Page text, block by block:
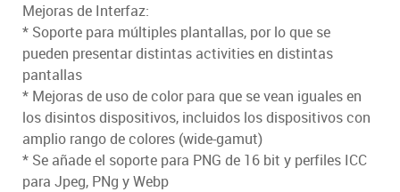
Mejoras de Interfaz:
* Soporte para múltiples plantallas, por lo que se
pueden presentar distintas activities en distintas
pantallas
* Mejoras de uso de color para que se vean iguales en
los disintos dispositivos, incluidos los dispositivos con
amplio rango de colores (wide-gamut)
* Se añade el soporte para PNG de 16 bit y perfiles ICC
para Jpeg, PNg y Webp